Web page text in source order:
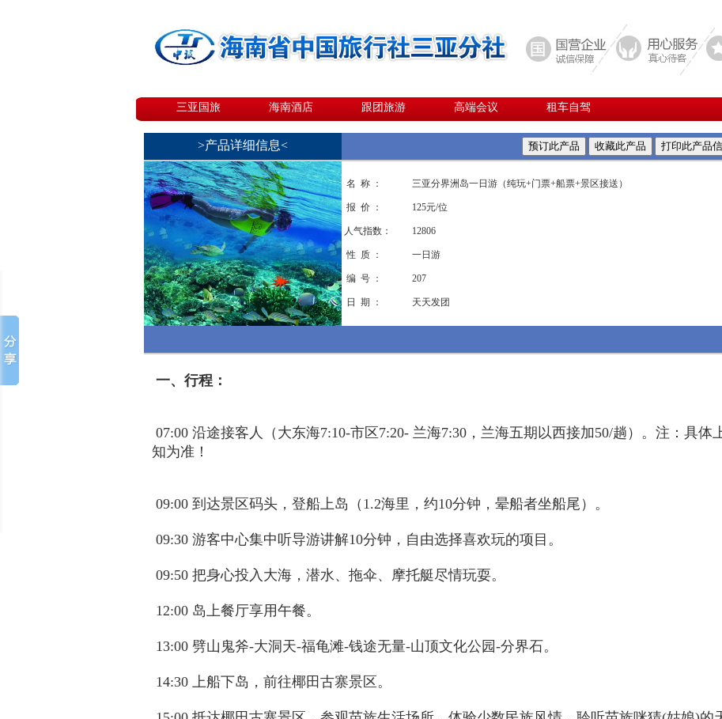
三亚国旅 海南酒店 跟团旅游 高端会议 租车自驾
>产品详细信息<
名 称 ： 三亚分界洲岛一日游（纯玩+门票+船票+景区接送）
报 价 ： 125元/位
人气指数： 12806
性 质 ： 一日游
编 号 ： 207
日 期 ： 天天发团
一、行程：
07:00 沿途接客人（大东海7:10-市区7:20- 兰海7:30，兰海五期以西接加50/趟）。注：具体
知为准！
09:00 到达景区码头，登船上岛（1.2海里，约10分钟，晕船者坐船尾）。
09:30 游客中心集中听导游讲解10分钟，自由选择喜欢玩的项目。
09:50 把身心投入大海，潜水、拖伞、摩托艇尽情玩耍。
12:00 岛上餐厅享用午餐。
13:00 劈山鬼斧-大洞天-福龟滩-钱途无量-山顶文化公园-分界石。
14:30 上船下岛，前往椰田古寨景区。